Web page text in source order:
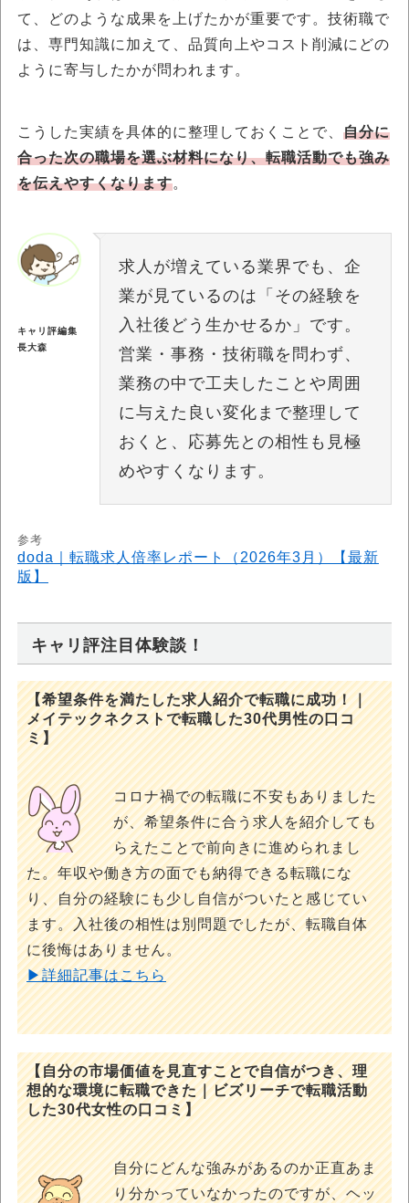
て、どのような成果を上げたかが重要です。技術職で
は、専門知識に加えて、品質向上やコスト削減にどの
ように寄与したかが問われます。
こうした実績を具体的に整理しておくことで、 自分に
合った次の職場を選ぶ材料になり、転職活動でも強み
を伝えやすくなります。
キャリ評編集
長大森
求人が増えている業界でも、企
業が見ているのは「その経験を
入社後どう生かせるか」です。
営業・事務・技術職を問わず、
業務の中で工夫したことや周囲
に与えた良い変化まで整理して
おくと、応募先との相性も見極
めやすくなります。
参考
doda｜転職求人倍率レポート（2026年3月）【最新
版】
キャリ評注目体験談！
【希望条件を満たした求人紹介で転職に成功！｜
メイテックネクストで転職した30代男性の口コ
ミ】
コロナ禍での転職に不安もありました
が、希望条件に合う求人を紹介しても
らえたことで前向きに進められまし
た。年収や働き方の面でも納得できる転職にな
り、自分の経験にも少し自信がついたと感じてい
ます。入社後の相性は別問題でしたが、転職自体
に後悔はありません。
▶詳細記事はこちら
【自分の市場価値を見直すことで自信がつき、理
想的な環境に転職できた｜ビズリーチで転職活動
した30代女性の口コミ】
自分にどんな強みがあるのか正直あま
り分かっていなかったのですが、ヘッ